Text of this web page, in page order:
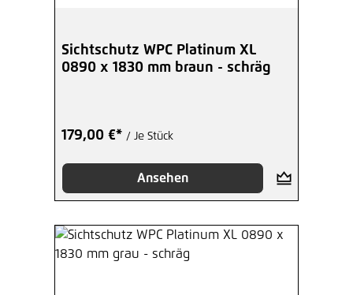
Sichtschutz WPC Platinum XL
0890 x 1830 mm braun - schräg
179,00 €* / Je Stück
Ansehen